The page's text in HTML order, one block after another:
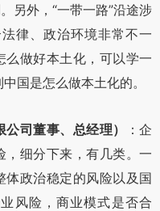
另外，“一带一路”沿途涉
律、政治环境非常不一
做好本土化，可以学一
国是怎么做本土化的。
公司董事、总经理）
：企
，细分下来，有几类。一
政治稳定的风险以及国
风险，商业模式是否合